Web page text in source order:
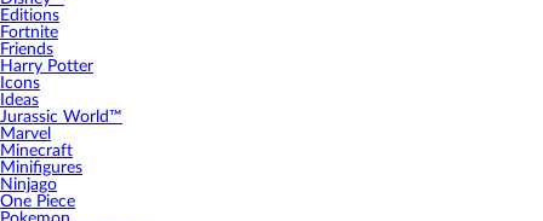
Editions
Fortnite
Friends
Harry Potter
Icons
Ideas
Jurassic World™
Marvel
Minecraft
Minifigures
Ninjago
One Piece